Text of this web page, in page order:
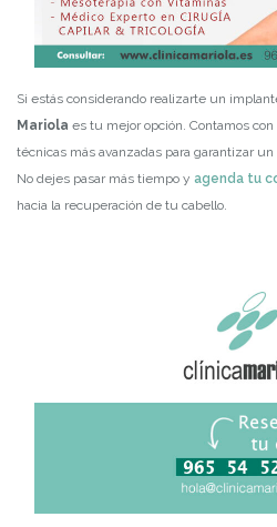
Si estás considerando realizarte un
Mariola es tu mejor opción. Contamos
técnicas más avanzadas para garantizar
No dejes pasar más tiempo y agenda tu
hacia la recuperación de tu cabello.